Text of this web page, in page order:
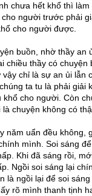
chưa hết khổ thì làm
người trước phải
cho người được.
buồn, nhờ thầy an
chiều thầy có chuyện
chỉ là sự an ủi lẫn
ta tu là phải giải
cho người. Còn
chuyện không có
năm uẩn đều không,
mình. Soi sáng
Khi đã sáng rồi,
Ngồi soi sáng lại
là ngồi lại để soi
rõ mình thanh tịnh